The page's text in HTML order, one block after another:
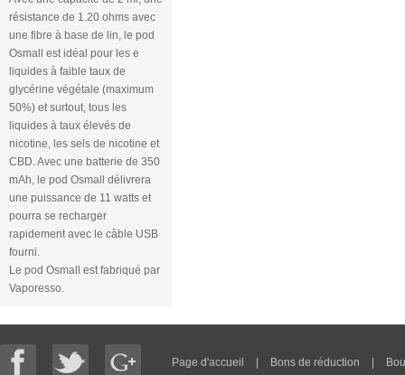
résistance de 1.20 ohms avec
une fibre à base de lin, le pod
Osmall est idéal pour les e
liquides à faible taux de
glycérine végétale (maximum
50%) et surtout, tous les
liquides à taux élevés de
nicotine, les sels de nicotine et
CBD. Avec une batterie de 350
mAh, le pod Osmall délivrera
une puissance de 11 watts et
pourra se recharger
rapidement avec le câble USB
fourni.
Le pod Osmall est fabriqué par
Vaporesso.
Page d'accueil Bons de réduction